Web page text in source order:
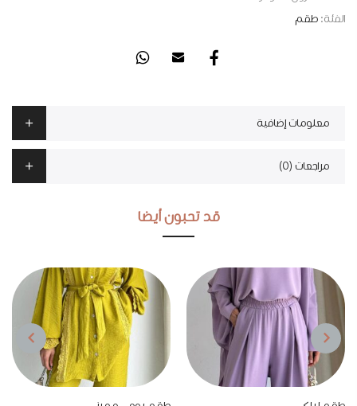
الفئة: طقم
معلومات إضافية
مراجعات (0)
قد تحبون أيضا
PREVIOUS
NEXT